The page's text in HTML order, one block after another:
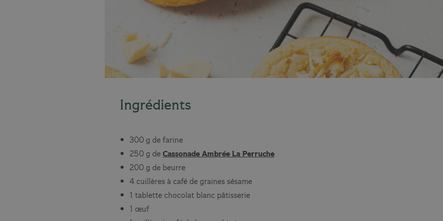
Ingrédients
300 g de farine
250 g de Cassonade Ambrée La Perruche
200 g de beurre
4 cuillères à café de graines sésame
1 tablette chocolat blanc pâtisserie
1 œuf